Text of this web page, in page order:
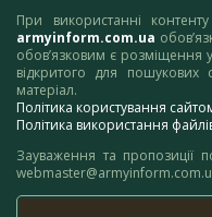
При використанні
armyinform.com.ua
обов’язковим є розміщення
відкритого для пошукових
матеріал.
Політика користування
Політика використання
Зауваження та пропозиції